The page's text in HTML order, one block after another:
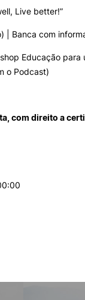
Live better!”
| Banca com
Educação
o Podcast)
com direito a